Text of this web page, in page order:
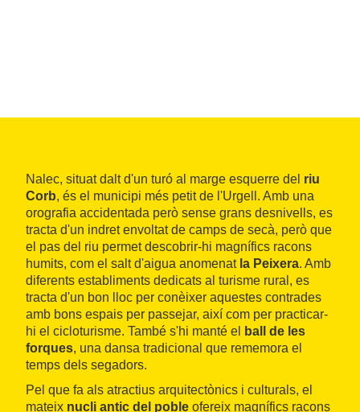
Nalec, situat dalt d'un turó al marge esquerre del riu
Corb, és el municipi més petit de l'Urgell. Amb una
orografia accidentada però sense grans desnivells, es
tracta d'un indret envoltat de camps de secà, però que
el pas del riu permet descobrir-hi magnífics racons
humits, com el salt d'aigua anomenat la Peixera. Amb
diferents establiments dedicats al turisme rural, es
tracta d'un bon lloc per conèixer aquestes contrades
amb bons espais per passejar, així com per practicar-
hi el cicloturisme. També s'hi manté el
ball de les
forques, una dansa tradicional que rememora el
temps dels segadors.
Pel que fa als atractius arquitectònics i culturals, el
mateix nucli antic del poble ofereix magnífics racons